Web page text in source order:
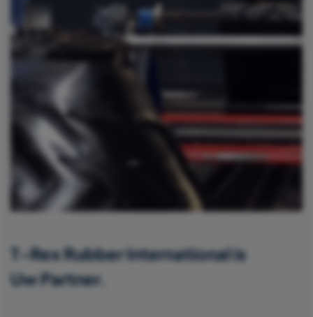
T-Rex Rubber International is
Uw Partner.